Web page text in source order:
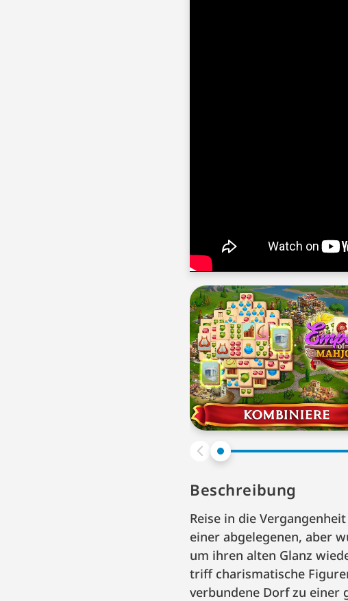
Beschreibung
Reise in die
einer abgelegenen, aber
um ihren alten Glanz
triff charismatische
verbundene Dorf zu einer